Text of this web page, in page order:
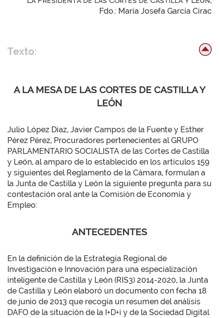
Fdo.: María Josefa García Cirac
Texto:
A LA MESA DE LAS CORTES DE CASTILLA Y
LEÓN
Julio López Díaz, Javier Campos de la Fuente y Esther
Pérez Pérez, Procuradores pertenecientes al GRUPO
PARLAMENTARIO SOCIALISTA de las Cortes de Castilla
y León, al amparo de lo establecido en los artículos 159
y siguientes del Reglamento de la Cámara, formulan a
la Junta de Castilla y León la siguiente pregunta para su
contestación oral ante la Comisión de Economía y
Empleo:
ANTECEDENTES
En la definición de la Estrategia Regional de
Investigación e Innovación para una especialización
inteligente de Castilla y León (RIS3) 2014-2020, la Junta
de Castilla y León elaboró un documento con fecha 18
de junio de 2013 que recogía un resumen del análisis
DAFO de la situación de la I+D+i y de la Sociedad Digital